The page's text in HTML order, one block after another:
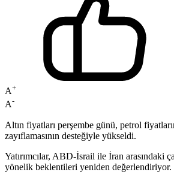
A+
A-
Altın fiyatları perşembe günü, petrol
zayıflamasının desteğiyle yükseldi.
Yatırımcılar, ABD-İsrail ile İran arasındaki
yönelik beklentileri yeniden değerlendiriyor.